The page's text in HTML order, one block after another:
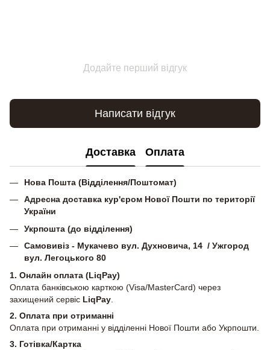
Додайте перший відгук
Написати відгук
Доставка Оплата
Нова Пошта (Відділення/Поштомат)
Адресна доставка кур'єром Нової Пошти по території
України
Укрпошта (до відділення)
Самовивіз - Мукачево вул. Духновича, 14 / Ужгород
вул. Легоцького 80
1. Онлайн оплата (LiqPay)
Оплата банківською карткою (Visa/MasterCard) через
захищений сервіс LiqPay
2. Оплата при отриманні
Оплата при отриманні у відділенні Нової Пошти або Укрпошти.
3. Готівка/Картка